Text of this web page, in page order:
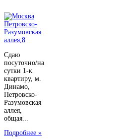
Сдаю
посуточно/на
сутки 1-к
квартиру, м.
Динамо,
Петровско-
Разумовская
аллея,
общая...
Подробнее »